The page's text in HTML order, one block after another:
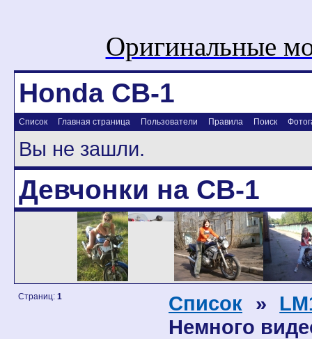
Оригинальные
Honda CB-1
Список Главная страница Пользователи Правила Поиск
Вы не зашли.
Девчонки на CB-1
Страниц: 1 Список »
Немного